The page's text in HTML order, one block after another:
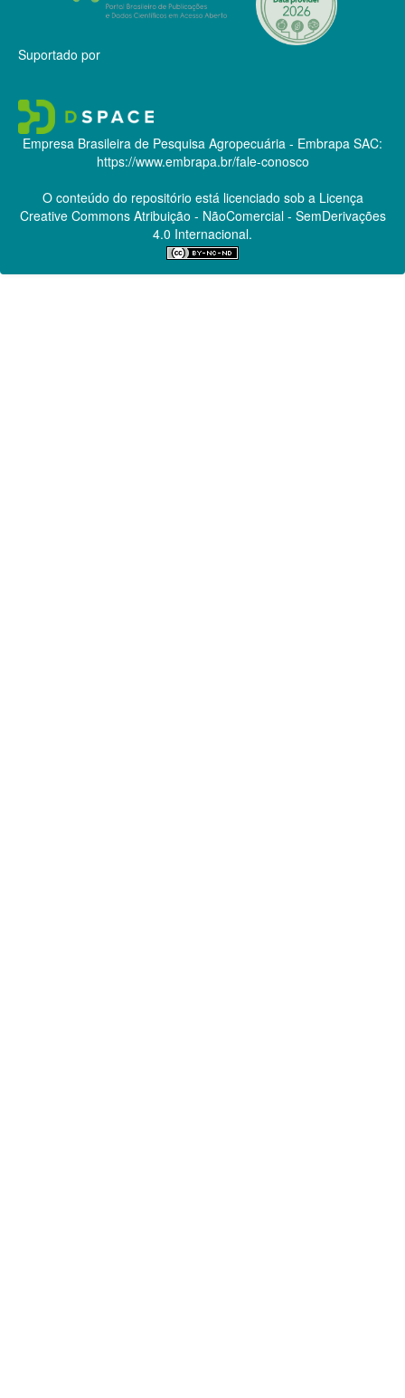
Suportado por
Empresa Brasileira de Pesquisa Agropecuária - Embrapa SAC:
https://www.embrapa.br/fale-conosco
O conteúdo do repositório está licenciado sob a Licença
Creative CommonsAtribuição - NãoComercial - SemDerivações
4.0 Internacional.